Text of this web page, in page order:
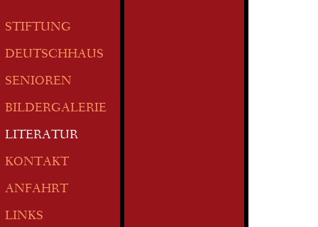
STIFTUNG
DEUTSCHHAUS
SENIOREN
BILDERGALERIE
LITERATUR
KONTAKT
ANFAHRT
LINKS